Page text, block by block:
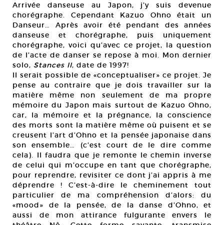
Arrivée danseuse au Japon, j’y suis devenue
chorégraphe. Cependant Kazuo Ohno était un
Danseur… Après avoir été pendant des années
danseuse et chorégraphe, puis uniquement
chorégraphe, voici qu’avec ce projet, la question
de l’acte de danser se repose à moi. Mon dernier
solo, Stances II, date de 1997!
Il serait possible de «conceptualiser» ce projet. Je
pense au contraire que je dois travailler sur la
matière même non seulement de ma propre
mémoire du Japon mais surtout de Kazuo Ohno,
car, la mémoire et la prégnance, la conscience
des morts sont la matière même où puisent et se
creusent l’art d’Ohno et la pensée japonaise dans
son ensemble… (c’est court de le dire comme
cela). Il faudra que je remonte le chemin inverse
de celui qui m’occupe en tant que chorégraphe,
pour reprendre, revisiter ce dont j’ai appris à me
déprendre ! C’est-à-dire le cheminement tout
particulier de ma compréhension d’alors: du
«mood» de la pensée, de la danse d’Ohno, et
aussi de mon attirance fulgurante envers le